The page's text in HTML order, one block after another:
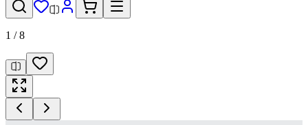
1 /8